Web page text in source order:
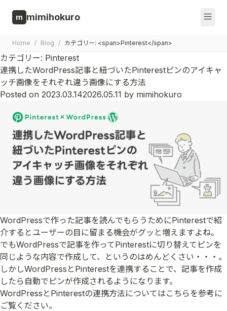
m mimihokuro
Home / Blog / カテゴリー: <span>Pinterest</span>
カテゴリー: Pinterest
連携したWordPress記事と紐づいたPinterestピンのアイキャ
ッチ画像をそれぞれ違う画像にする方法
Posted on 2023.03.142026.05.11 by mimihokuro
WordPressで作った記事を読んでもらうためにPinterestで紹
介するとユーザーの目に留まる機会がグッと増えますよね。
でもWordPressで記事を作ってPinterestに切り替えてピンを
同じような内容で作成して、というのはめんどくさい・・・。
しかしWordPressとPinterestを連携することで、記事を作成
したら自動でピンが作成されるようになります。
WordPressとPinterestの連携方法についてはこちらを参考に
ご覧ください。